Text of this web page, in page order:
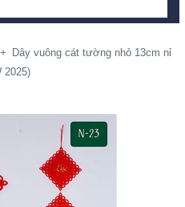
+
Dây vuông cát tường nhỏ 13cm nỉ
2025)